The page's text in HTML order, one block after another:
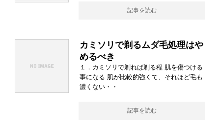
記事を読む
カミソリで剃るムダ毛処理はや
めるべき
１．カミソリで剃れば剃る程 肌を傷つける
事になる 肌が比較的強くて、それほど毛も
濃くない・・
記事を読む